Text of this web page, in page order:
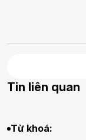
Tin liên quan
Từ khoá: